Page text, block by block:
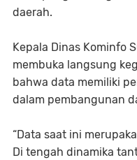
daerah.
Kepala Dinas Kominfo
membuka langsung
bahwa data memiliki
dalam pembangunan
“Data saat ini
Di tengah dinamika